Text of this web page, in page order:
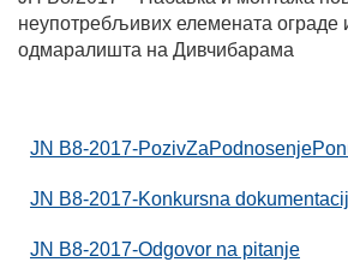
неупотребљивих елемената ограде
одмаралишта на Дивчибарама
JN B8-2017-
JN B8-2017-Konkursna
JN B8-2017-Odgovor na pitanje